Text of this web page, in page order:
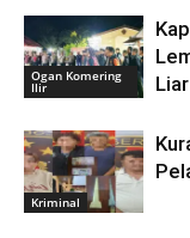
Ogan Komering
Ilir
Liar
Kriminal